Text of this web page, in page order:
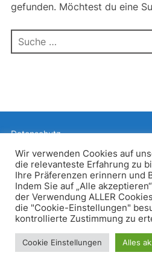
gefunden. Möchtest du eine
Suchen
nach:
Datenschutz
Inspiro WordPress
Wir verwenden Cookies auf
die relevanteste Erfahrung zu
Ihre Präferenzen erinnern und
Indem Sie auf „Alle
der Verwendung ALLER
die "Cookie-Einstellungen"
kontrollierte Zustimmung zu
Cookie Einstellungen Alles